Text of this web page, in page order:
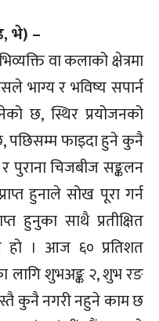
भे) –
वा कलाको क्षेत्रमा
भाग्य र भविष्य सपार्न
छ, स्थिर प्रयोजनको
फाइदा हुने कुनै
पुराना चिजबीज सङ्कलन
हुनाले सोख पूरा गर्न
हुनुका साथै प्रतीक्षित
हो । आज ६० प्रतिशत
लागि शुभअङ्क २, शुभ रङ
कुनै नगरी नहुने काम छ